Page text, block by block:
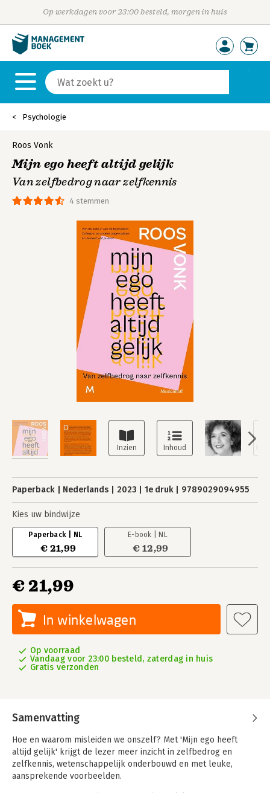
Op werkdagen voor 23:00 besteld, morgen in huis
Psychologie
4 stemmen
Roos Vonk
Mijn ego heeft altijd gelijk
Van zelfbedrog naar zelfkennis
Paperback Nederlands 2023 1e druk 9789029094955
Kies uw bindwijze
Paperback | NL
€ 21,99
E-book | NL
€ 12,99
€ 21,99
In winkelwagen
Op voorraad
Vandaag voor 23:00 besteld, zaterdag in huis
Gratis verzonden
Samenvatting
Hoe en waarom misleiden we onszelf? Met 'Mijn ego heeft
altijd gelijk' krijgt de lezer meer inzicht in zelfbedrog en
zelfkennis, wetenschappelijk onderbouwd en met leuke,
aansprekende voorbeelden.